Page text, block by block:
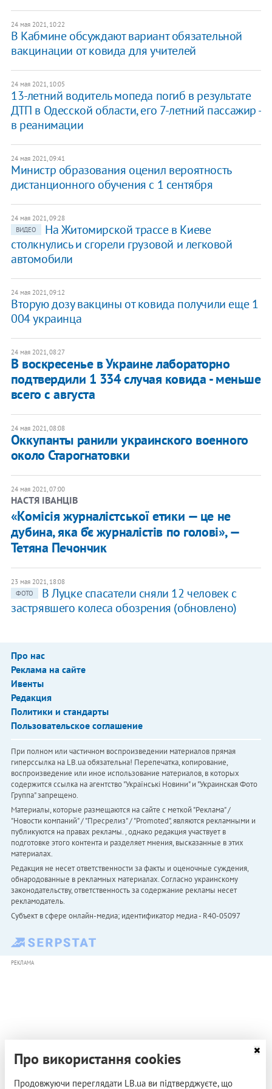
24 мая 2021, 10:22
В Кабмине обсуждают вариант обязательной
вакцинации от ковида для учителей
24 мая 2021, 10:05
13-летний водитель мопеда погиб в результате
ДТП в Одесской области, его 7-летний пассажир -
в реанимации
24 мая 2021, 09:41
Министр образования оценил вероятность
дистанционного обучения с 1 сентября
24 мая 2021, 09:28
ВИДЕО
На Житомирской трассе в Киеве
столкнулись и сгорели грузовой и легковой
автомобили
24 мая 2021, 09:12
Вторую дозу вакцины от ковида получили еще 1
004 украинца
24 мая 2021, 08:27
В воскресенье в Украине лабораторно
подтвердили 1 334 случая ковида - меньше
всего с августа
24 мая 2021, 08:08
Оккупанты ранили украинского военного
около Старогнатовки
24 мая 2021, 07:00
НАСТЯ ІВАНЦІВ
«Комісія журналістської етики — це не
дубина, яка б’є журналістів по голові», —
Тетяна Печончик
23 мая 2021, 18:08
ФОТО
В Луцке спасатели сняли 12 человек с
застрявшего колеса обозрения (обновлено)
Про нас
Реклама на сайте
Ивенты
Редакция
Политики и стандарты
Пользовательское соглашение
При полном или частичном воспроизведении материалов прямая
гиперссылка на LB.ua обязательна! Перепечатка, копирование,
воспроизведение или иное использование материалов, в которых
содержится ссылка на агентство "Українськi Новини" и "Украинская Фото
Группа" запрещено.
Материалы, которые размещаются на сайте с меткой "Реклама" /
"Новости компаний" / "Пресрелиз" / "Promoted", являются рекламными и
публикуются на правах рекламы. , однако редакция участвует в
подготовке этого контента и разделяет мнения, высказанные в этих
материалах.
Редакция не несет ответственности за факты и оценочные суждения,
обнародованные в рекламных материалах. Согласно украинскому
законодательству, ответственность за содержание рекламы несет
рекламодатель.
Субъект в сфере онлайн-медиа; идентификатор медиа - R40-05097
РЕКЛАМА
Про використання cookies
Продовжуючи переглядати LB.ua ви підтверджуєте, що